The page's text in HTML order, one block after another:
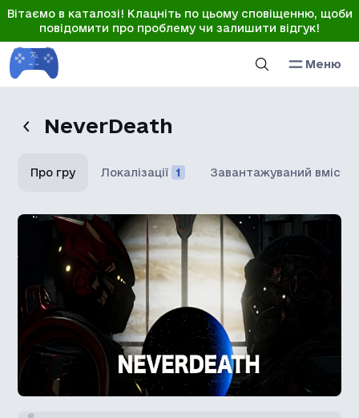
Вітаємо в каталозі! Клацніть по цьому сповіщенню, щоби
повідомити про проблему чи залишити відгук!
Меню
NeverDeath
Про гру Локалізації 1 Завантажуваний вміст